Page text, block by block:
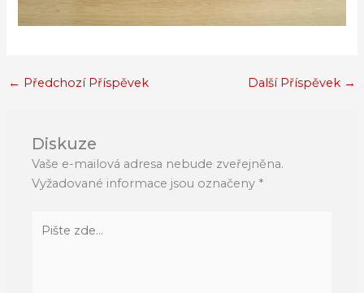
← Předchozí Příspěvek Další Příspěvek →
Diskuze
Vaše e-mailová adresa nebude zveřejněna.
Vyžadované informace jsou označeny *
zde…